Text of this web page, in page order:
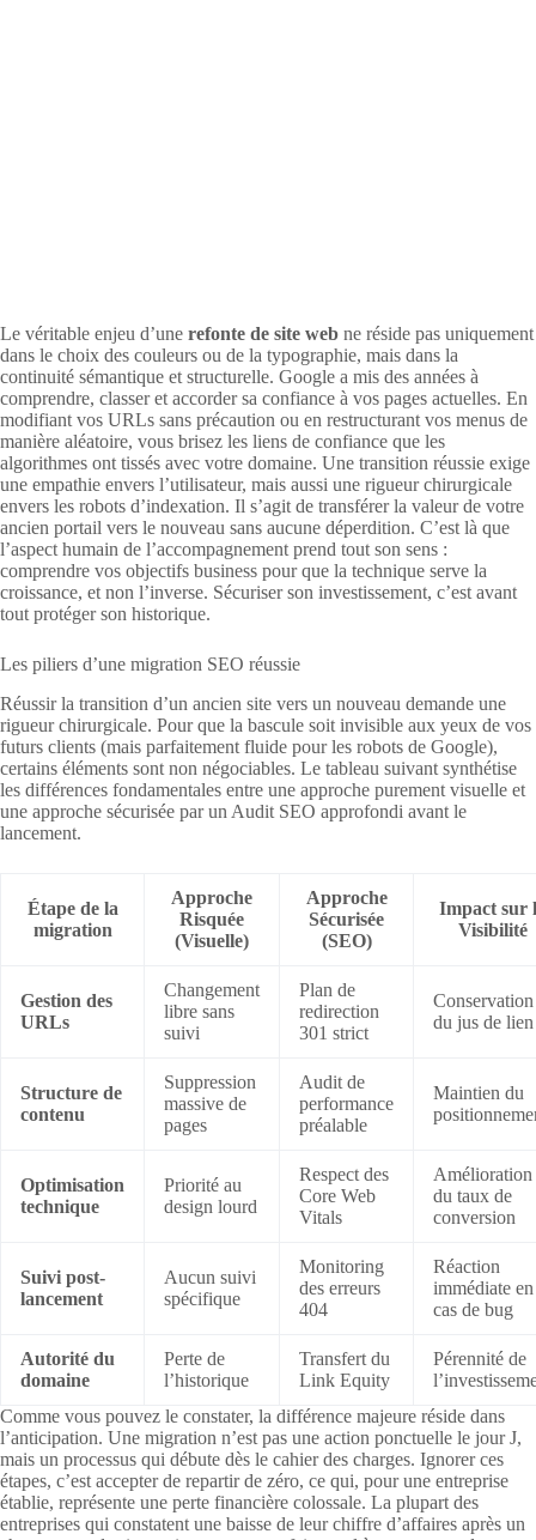
Le véritable enjeu d’une refonte de site web ne réside pas uniquement
dans le choix des couleurs ou de la typographie, mais dans la
continuité sémantique et structurelle. Google a mis des années à
comprendre, classer et accorder sa confiance à vos pages actuelles. En
modifiant vos URLs sans précaution ou en restructurant vos menus de
manière aléatoire, vous brisez les liens de confiance que les
algorithmes ont tissés avec votre domaine. Une transition réussie exige
une empathie envers l’utilisateur, mais aussi une rigueur chirurgicale
envers les robots d’indexation. Il s’agit de transférer la valeur de votre
ancien portail vers le nouveau sans aucune déperdition. C’est là que
l’aspect humain de l’accompagnement prend tout son sens :
comprendre vos objectifs business pour que la technique serve la
croissance, et non l’inverse. Sécuriser son investissement, c’est avant
tout protéger son historique.
Les piliers d’une migration SEO réussie
Réussir la transition d’un ancien site vers un nouveau demande une
rigueur chirurgicale. Pour que la bascule soit invisible aux yeux de vos
futurs clients (mais parfaitement fluide pour les robots de Google),
certains éléments sont non négociables. Le tableau suivant synthétise
les différences fondamentales entre une approche purement visuelle et
une approche sécurisée par un Audit SEO approfondi avant le
lancement.
Étape de la
migration
Approche
Risquée
(Visuelle)
Approche
Sécurisée
(SEO)
Impact sur
Visibilité
Gestion des
URLs
Changement
libre sans
suivi
Plan de
redirection
301 strict
Conservation
du jus de lien
Structure de
contenu
Suppression
massive de
pages
Audit de
performance
préalable
Maintien du
Optimisation
technique
Priorité au
design lourd
Respect des
Core Web
Vitals
Amélioration
du taux de
conversion
Suivi post-
lancement
Aucun suivi
spécifique
Monitoring
des erreurs
404
Réaction
immédiate en
cas de bug
Autorité du
domaine
Perte de
l’historique
Transfert du
Link Equity
Pérennité de
Comme vous pouvez le constater, la différence majeure réside dans
l’anticipation. Une migration n’est pas une action ponctuelle le jour J,
mais un processus qui débute dès le cahier des charges. Ignorer ces
étapes, c’est accepter de repartir de zéro, ce qui, pour une entreprise
établie, représente une perte financière colossale. La plupart des
entreprises qui constatent une baisse de leur chiffre d’affaires après un